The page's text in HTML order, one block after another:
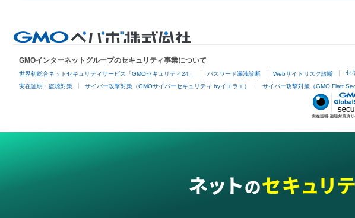
GMOインターネットグループのセキュリティ事業について
世界初総合ネットセキュリティサービス「GMOセキュリティ24」 パスワード漏洩診断 Webサイトリスク診断 セ
実在証明・盗聴対策 サイバー攻撃対策（GMOサイバーセキュリティ byイエラエ） サイバー攻撃対策（GMO Flatt